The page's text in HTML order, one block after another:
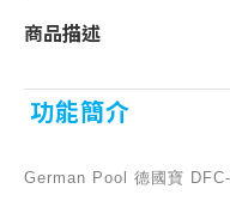
商品描述
功能簡介
German Pool 德國寶